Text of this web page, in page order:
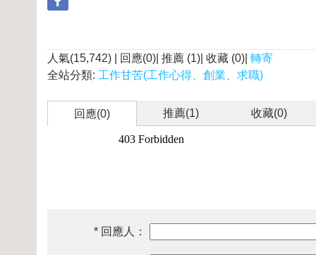
人氣(15,742) | 回應(0)| 推薦 (1)| 收藏 (0)| 轉寄
全站分類: 工作甘苦(工作心得、創業、求職)
回應(0) 推薦(1) 收藏(0)
* 回應人：